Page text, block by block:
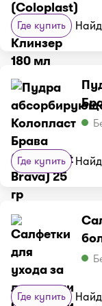
Где купить
Где купить
Где купить